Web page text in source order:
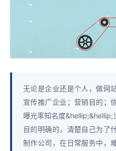
无论是企业还是个人，做网
宣传推广企业；营销目的；
曝光率知名度
目的明确的，清楚自己为了
制作公司，在日常服务中，